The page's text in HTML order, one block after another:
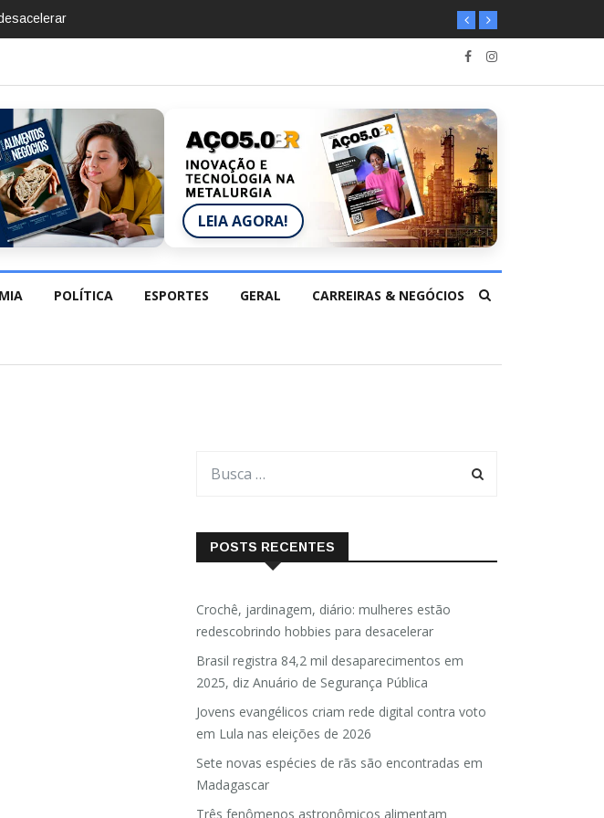
LEIA AGORA!
POLÍTICA ESPORTES GERAL CARREIRAS & NEGÓCIOS
POSTS RECENTES
Crochê, jardinagem, diário: mulheres estão
redescobrindo hobbies para desacelerar
Brasil registra 84,2 mil desaparecimentos em
2025, diz Anuário de Segurança Pública
Jovens evangélicos criam rede digital contra voto
em Lula nas eleições de 2026
Sete novas espécies de rãs são encontradas em
Madagascar
Três fenômenos astronômicos alimentam